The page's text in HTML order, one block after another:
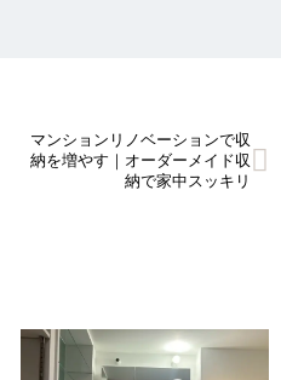
マンションリノベーションで収
納を増やす｜オーダーメイド収
納で家中スッキリ